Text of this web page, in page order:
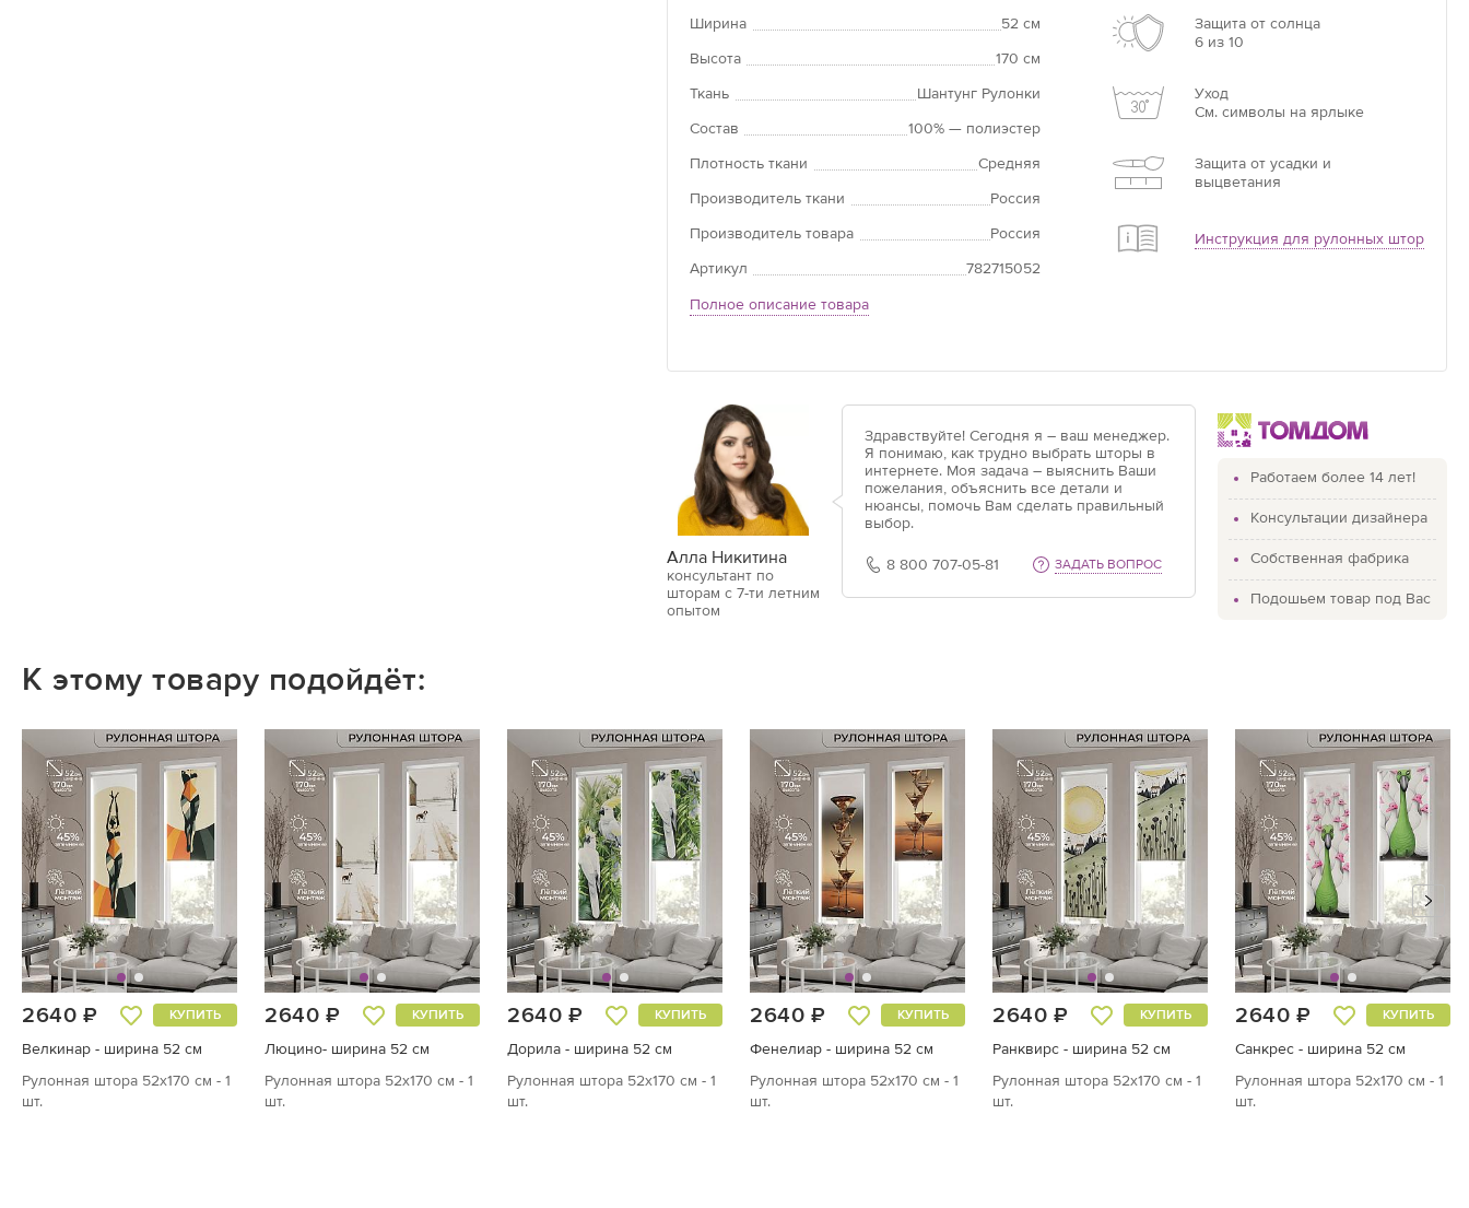
Ширина
52 см
Высота
170 см
Ткань
Шантунг Рулонки
Состав
100% — полиэстер
Плотность ткани
Средняя
Производитель ткани
Россия
Производитель товара
Россия
Артикул
782715052
Полное описание товара
Защита от солнца
6 из 10
Уход
См. символы на ярлыке
Защита от усадки и
выцветания
Инструкция для рулонных штор
панорамным остеклением, для оформления больших или труднодоступных
Алла Никитина
консультант по
шторам с 7-ти летним
опытом
Здравствуйте! Сегодня я – ваш менеджер.
Я понимаю, как трудно выбрать шторы в
интернете. Моя задача – выяснить Ваши
пожелания, объяснить все детали и
нюансы, помочь Вам сделать правильный
выбор.
8 800 707-05-81 ЗАДАТЬ ВОПРОС
Работаем более 14 лет!
Консультации дизайнера
Собственная фабрика
Подошьем товар под Вас
К этому товару подойдёт:
2640 ₽ КУПИТЬ
Велкинар - ширина 52 см
Рулонная штора 52х170 см - 1
шт.
2640 ₽ КУПИТЬ
Люцино- ширина 52 см
Рулонная штора 52х170 см - 1
шт.
2640 ₽ КУПИТЬ
Дорила - ширина 52 см
Рулонная штора 52х170 см - 1
шт.
2640 ₽ КУПИТЬ
Фенелиар - ширина 52 см
Рулонная штора 52х170 см - 1
шт.
2640 ₽ КУПИТЬ
Ранквирс - ширина 52 см
Рулонная штора 52х170 см - 1
шт.
2640 ₽ КУПИТЬ
Санкрес - ширина 52 см
Рулонная штора 52х170 см - 1
шт.